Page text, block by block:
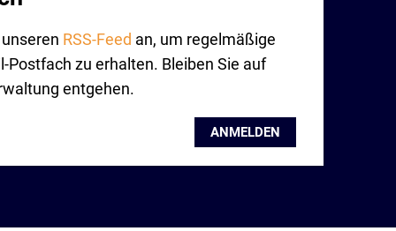
RSS-Feed an, um regelmäßige
zu erhalten. Bleiben Sie auf
entgehen.
ANMELDEN